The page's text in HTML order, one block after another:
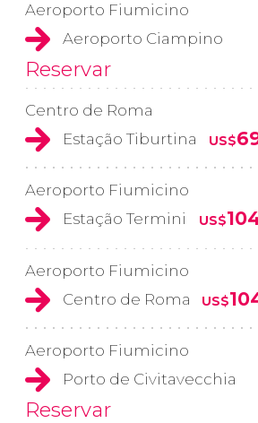
Aeroporto Fiumicino
Aeroporto Ciampino
Reservar
Centro de Roma
Estação Tiburtina
US$
Aeroporto Fiumicino
Estação Termini
US$
Aeroporto Fiumicino
Centro de Roma
US$
Aeroporto Fiumicino
Porto de Civitavecchia
Reservar